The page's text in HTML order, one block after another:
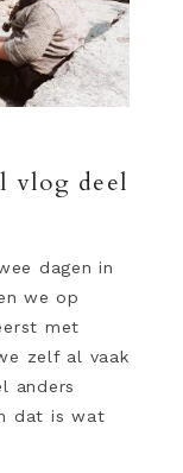
vlog deel
dagen in
we op
met
zelf al vaak
anders
dat is wat